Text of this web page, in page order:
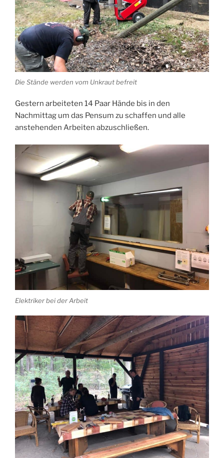
Die Stände werden vom Unkraut befreit
Gestern arbeiteten 14 Paar Hände bis in den
Nachmittag um das Pensum zu schaffen und alle
anstehenden Arbeiten abzuschließen.
Elektriker bei der Arbeit